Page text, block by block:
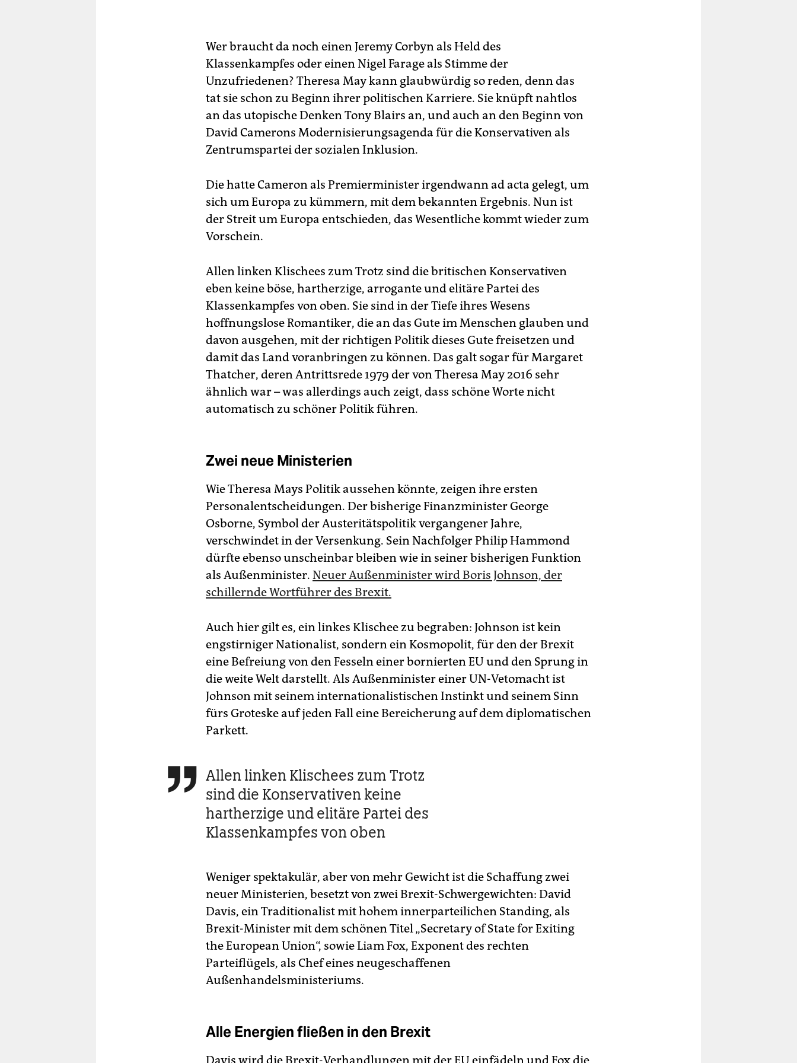
Wer braucht da noch einen Jeremy Corbyn als Held des
Klassenkampfes oder einen Nigel Farage als Stimme der
Unzufriedenen? Theresa May kann glaubwürdig so reden, denn das
tat sie schon zu Beginn ihrer politischen Karriere. Sie knüpft nahtlos
an das utopische Denken Tony Blairs an, und auch an den Beginn von
David Camerons Modernisierungsagenda für die Konservativen als
Zentrumspartei der sozialen Inklusion.
Die hatte Cameron als Premierminister irgendwann ad acta gelegt, um
sich um Europa zu kümmern, mit dem bekannten Ergebnis. Nun ist
der Streit um Europa entschieden, das Wesentliche kommt wieder zum
Vorschein.
Allen linken Klischees zum Trotz sind die britischen Konservativen
eben keine böse, hartherzige, arrogante und elitäre Partei des
Klassenkampfes von oben. Sie sind in der Tiefe ihres Wesens
hoffnungslose Romantiker, die an das Gute im Menschen glauben und
davon ausgehen, mit der richtigen Politik dieses Gute freisetzen und
damit das Land voranbringen zu können. Das galt sogar für Margaret
Thatcher, deren Antrittsrede 1979 der von Theresa May 2016 sehr
ähnlich war – was allerdings auch zeigt, dass schöne Worte nicht
automatisch zu schöner Politik führen.
Zwei neue Ministerien
Wie Theresa Mays Politik aussehen könnte, zeigen ihre ersten
Personalentscheidungen. Der bisherige Finanzminister George
Osborne, Symbol der Austeritätspolitik vergangener Jahre,
verschwindet in der Versenkung. Sein Nachfolger Philip Hammond
dürfte ebenso unscheinbar bleiben wie in seiner bisherigen Funktion
als Außenminister. Neuer Außenminister wird Boris Johnson, der
schillernde Wortführer des Brexit.
Auch hier gilt es, ein linkes Klischee zu begraben: Johnson ist kein
engstirniger Nationalist, sondern ein Kosmopolit, für den der Brexit
eine Befreiung von den Fesseln einer bornierten EU und den Sprung in
die weite Welt darstellt. Als Außenminister einer UN-Vetomacht ist
Johnson mit seinem internationalistischen Instinkt und seinem Sinn
fürs Groteske auf jeden Fall eine Bereicherung auf dem diplomatischen
Parkett.
 Allen linken Klischees zum Trotz
sind die Konservativen keine
hartherzige und elitäre Partei des
Klassenkampfes von oben
Weniger spektakulär, aber von mehr Gewicht ist die Schaffung zwei
neuer Ministerien, besetzt von zwei Brexit-Schwergewichten: David
Davis, ein Traditionalist mit hohem innerparteilichen Standing, als
Brexit-Minister mit dem schönen Titel „Secretary of State for Exiting
the European Union“, sowie Liam Fox, Exponent des rechten
Parteiflügels, als Chef eines neugeschaffenen
Außenhandelsministeriums.
Alle Energien fließen in den Brexit
Davis wird die Brexit-Verhandlungen mit der EU einfädeln und Fox die